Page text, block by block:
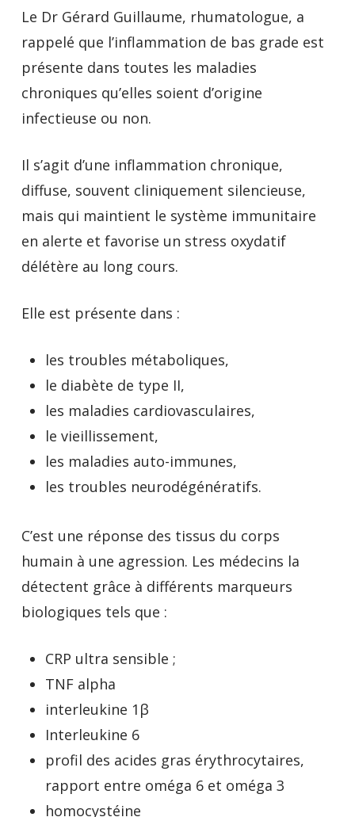
Le Dr Gérard Guillaume, rhumatologue, a
rappelé que l’inflammation de bas grade est
présente dans toutes les maladies
chroniques qu’elles soient d’origine
infectieuse ou non.
Il s’agit d’une inflammation chronique,
diffuse, souvent cliniquement silencieuse,
mais qui maintient le système immunitaire
en alerte et favorise un stress oxydatif
délétère au long cours.
Elle est présente dans :
les troubles métaboliques,
le diabète de type II,
les maladies cardiovasculaires,
le vieillissement,
les maladies auto-immunes,
les troubles neurodégénératifs.
C’est une réponse des tissus du corps
humain à une agression. Les médecins la
détectent grâce à différents marqueurs
biologiques tels que :
CRP ultra sensible ;
TNF alpha
interleukine 1β
Interleukine 6
profil des acides gras érythrocytaires,
rapport entre oméga 6 et oméga 3
homocystéine